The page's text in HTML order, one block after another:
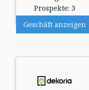
Prospekte: 3
Geschäft anzeigen